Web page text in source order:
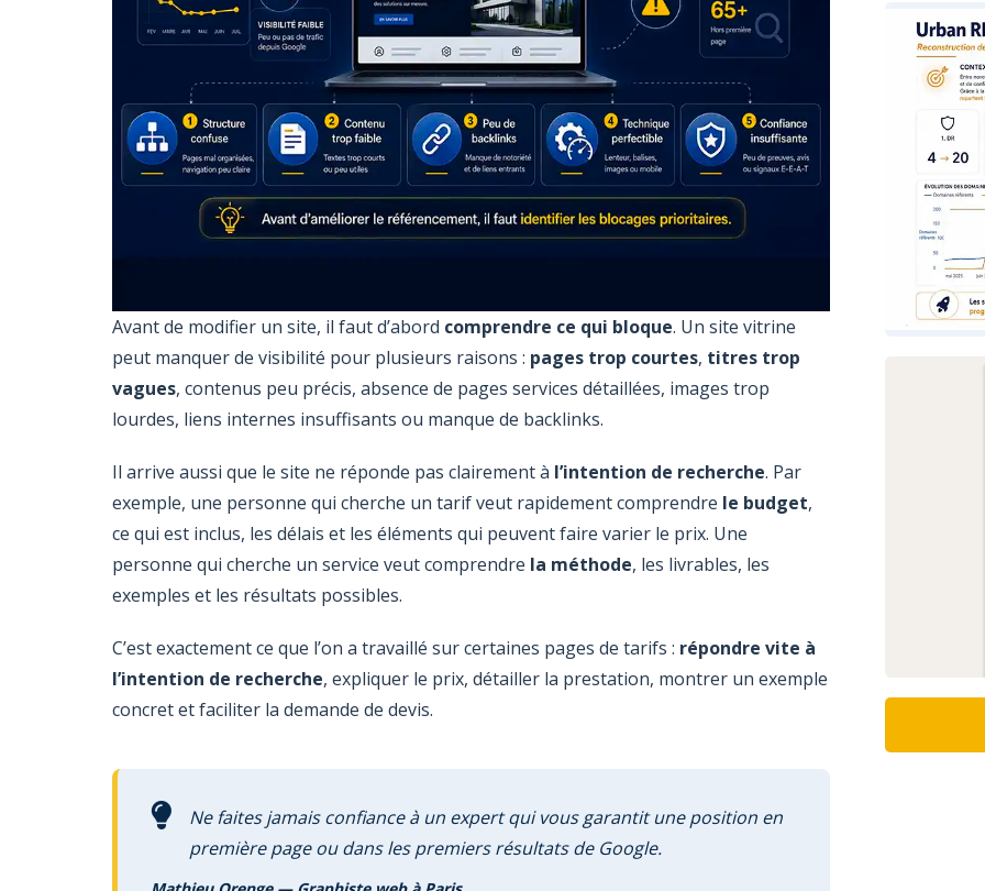
Avant de modifier un site, il faut d’abord comprendre ce qui bloque. Un site vitrine
peut manquer de visibilité pour plusieurs raisons : pages trop courtes, titres trop
vagues, contenus peu précis, absence de pages services détaillées, images trop
lourdes, liens internes insuffisants ou manque de backlinks.
Il arrive aussi que le site ne réponde pas clairement à l’intention de recherche. Par
exemple, une personne qui cherche un tarif veut rapidement comprendre le budget,
ce qui est inclus, les délais et les éléments qui peuvent faire varier le prix. Une
personne qui cherche un service veut comprendre la méthode, les livrables, les
exemples et les résultats possibles.
C’est exactement ce que l’on a travaillé sur certaines pages de tarifs : répondre vite à
l’intention de recherche, expliquer le prix, détailler la prestation, montrer un exemple
concret et faciliter la demande de devis.
Ne faites jamais confiance à un expert qui vous garantit une position en
première page ou dans les premiers résultats de Google.